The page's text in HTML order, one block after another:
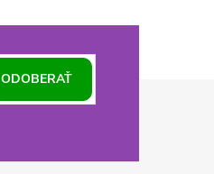
ODOBERAŤ